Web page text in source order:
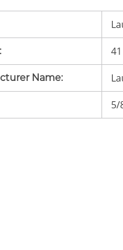
: 41
Name:
5/